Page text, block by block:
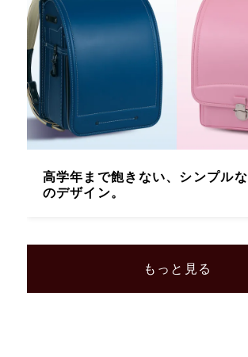
高学年まで飽きない、 シンプル
のデザイン。
もっと見る